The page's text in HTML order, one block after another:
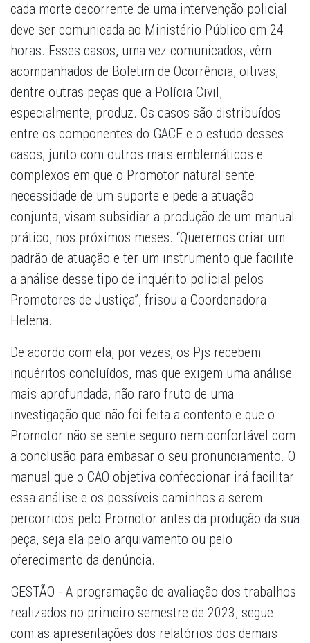
cada morte decorrente de uma intervenção policial
deve ser comunicada ao Ministério Público em 24
horas. Esses casos, uma vez comunicados, vêm
acompanhados de Boletim de Ocorrência, oitivas,
dentre outras peças que a Polícia Civil,
especialmente, produz. Os casos são distribuídos
entre os componentes do GACE e o estudo desses
casos, junto com outros mais emblemáticos e
complexos em que o Promotor natural sente
necessidade de um suporte e pede a atuação
conjunta, visam subsidiar a produção de um manual
prático, nos próximos meses. “Queremos criar um
padrão de atuação e ter um instrumento que facilite
a análise desse tipo de inquérito policial pelos
Promotores de Justiça”, frisou a Coordenadora
Helena.
De acordo com ela, por vezes, os Pjs recebem
inquéritos concluídos, mas que exigem uma análise
mais aprofundada, não raro fruto de uma
investigação que não foi feita a contento e que o
Promotor não se sente seguro nem confortável com
a conclusão para embasar o seu pronunciamento. O
manual que o CAO objetiva confeccionar irá facilitar
essa análise e os possíveis caminhos a serem
percorridos pelo Promotor antes da produção da sua
peça, seja ela pelo arquivamento ou pelo
oferecimento da denúncia.
GESTÃO - A programação de avaliação dos trabalhos
realizados no primeiro semestre de 2023, segue
com as apresentações dos relatórios dos demais